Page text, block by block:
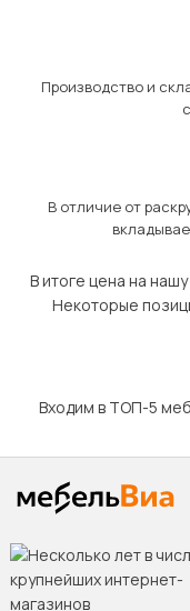
Производство и
В отличие от
В итоге цена на
Некоторые
Входим в ТОП-5